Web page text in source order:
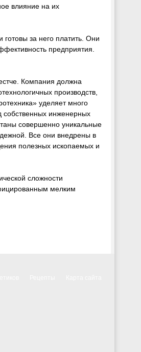
влияние на их
за него платить. Они
предприятия.
Компания должна
производств,
уделяет много
собственных инженерных
совершенно уникальные
Все они внедрены в
полезных ископаемых и
сложности
мелким